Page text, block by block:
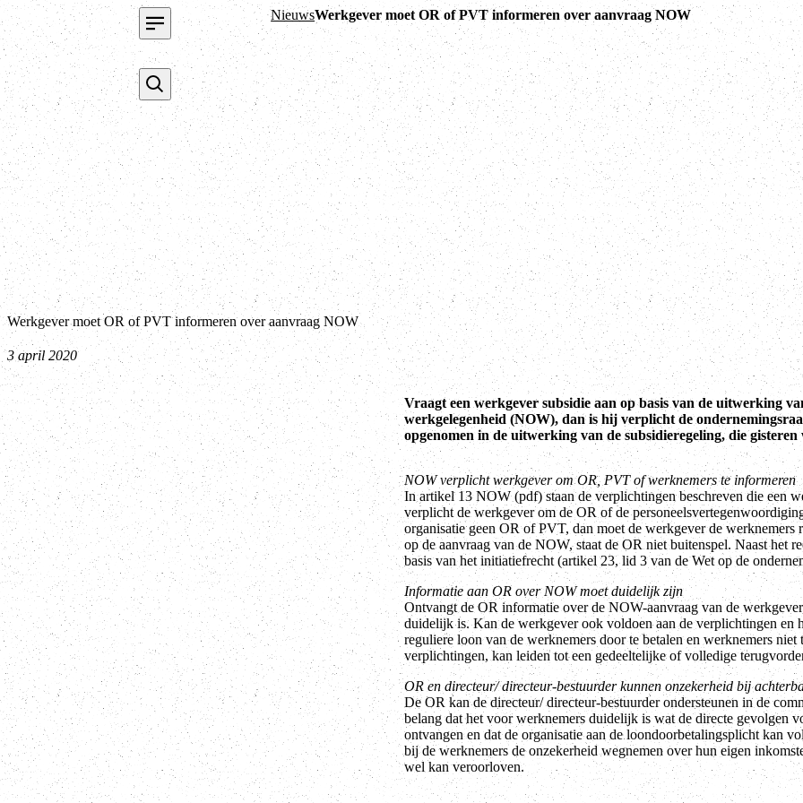
NieuwsWerkgever moet OR of PVT informeren over aanvraag NOW
Werkgever moet OR of PVT informeren over aanvraag NOW
3 april 2020
Vraagt een werkgever subsidie aan op basis van de uitwerking
werkgelegenheid (NOW), dan is hij verplicht de
opgenomen in de uitwerking van de subsidieregeling, die
NOW verplicht werkgever om OR, PVT of werknemers te informeren
In artikel 13 NOW (pdf) staan de verplichtingen beschreven die een
verplicht de werkgever om de OR of de
organisatie geen OR of PVT, dan moet de werkgever de
op de aanvraag van de NOW, staat de OR niet buitenspel. Naast het
basis van het initiatiefrecht (artikel 23, lid 3 van de Wet op de
Informatie aan OR over NOW moet duidelijk zijn
Ontvangt de OR informatie over de NOW-aanvraag van de
duidelijk is. Kan de werkgever ook voldoen aan de verplichtingen en
reguliere loon van de werknemers door te betalen en werknemers
verplichtingen, kan leiden tot een gedeeltelijke of volledige
OR en directeur/ directeur-bestuurder kunnen onzekerheid bij
De OR kan de directeur/ directeur-bestuurder ondersteunen in de
belang dat het voor werknemers duidelijk is wat de directe gevolgen
ontvangen en dat de organisatie aan de loondoorbetalingsplicht kan
bij de werknemers de onzekerheid wegnemen over hun eigen
wel kan veroorloven.